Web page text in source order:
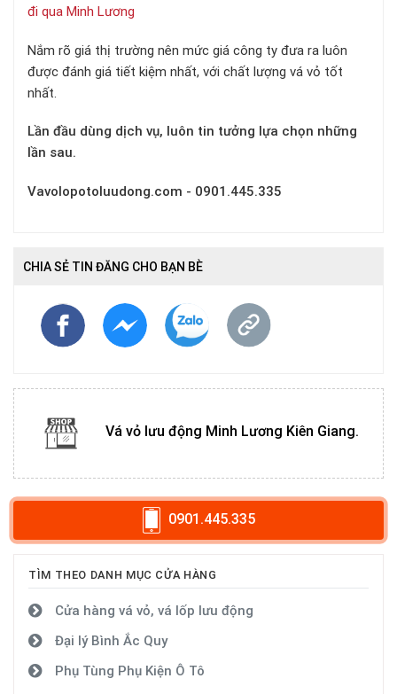
đi qua Minh Lương
Nắm rõ giá thị trường nên mức giá công ty đưa ra luôn
được đánh giá tiết kiệm nhất, với chất lượng vá vỏ tốt
nhất.
Lần đầu dùng dịch vụ, luôn tin tưởng lựa chọn những
lần sau.
Vavolopotoluudong.com - 0901.445.335
CHIA SẺ TIN ĐĂNG CHO BẠN BÈ
Vá vỏ lưu động Minh Lương Kiên Giang.
0901.445.335
TÌM THEO DANH MỤC CỬA HÀNG
Cửa hàng vá vỏ, vá lốp lưu động
Đại lý Bình Ắc Quy
Phụ Tùng Phụ Kiện Ô Tô